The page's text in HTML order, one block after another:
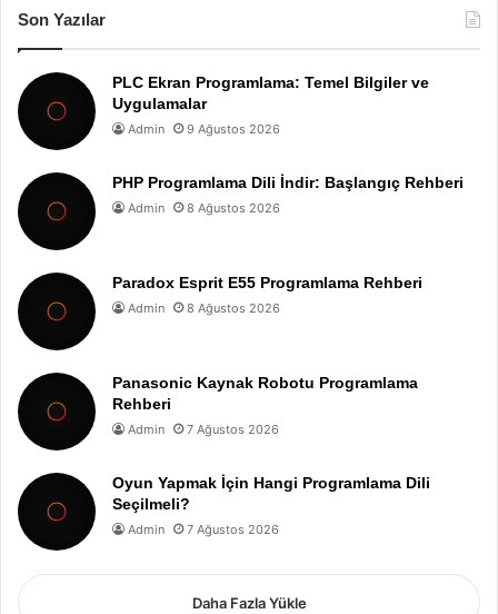
Son Yazılar
PLC Ekran Programlama: Temel Bilgiler ve
Uygulamalar
Admin 9 Ağustos 2026
PHP Programlama Dili İndir: Başlangıç Rehberi
Admin 8 Ağustos 2026
Paradox Esprit E55 Programlama Rehberi
Admin 8 Ağustos 2026
Panasonic Kaynak Robotu Programlama
Rehberi
Admin 7 Ağustos 2026
Oyun Yapmak İçin Hangi Programlama Dili
Seçilmeli?
Admin 7 Ağustos 2026
Daha Fazla Yükle